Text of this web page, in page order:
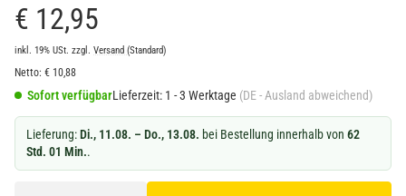
€ 12,95
inkl. 19% USt. zzgl. Versand (Standard)
Netto: € 10,88
Sofort verfügbarLieferzeit: 1 - 3 Werktage (DE - Ausland abweichend)
Lieferung:Di., 11.08. – Do., 13.08. bei Bestellung innerhalb von 62
Std. 01 Min..